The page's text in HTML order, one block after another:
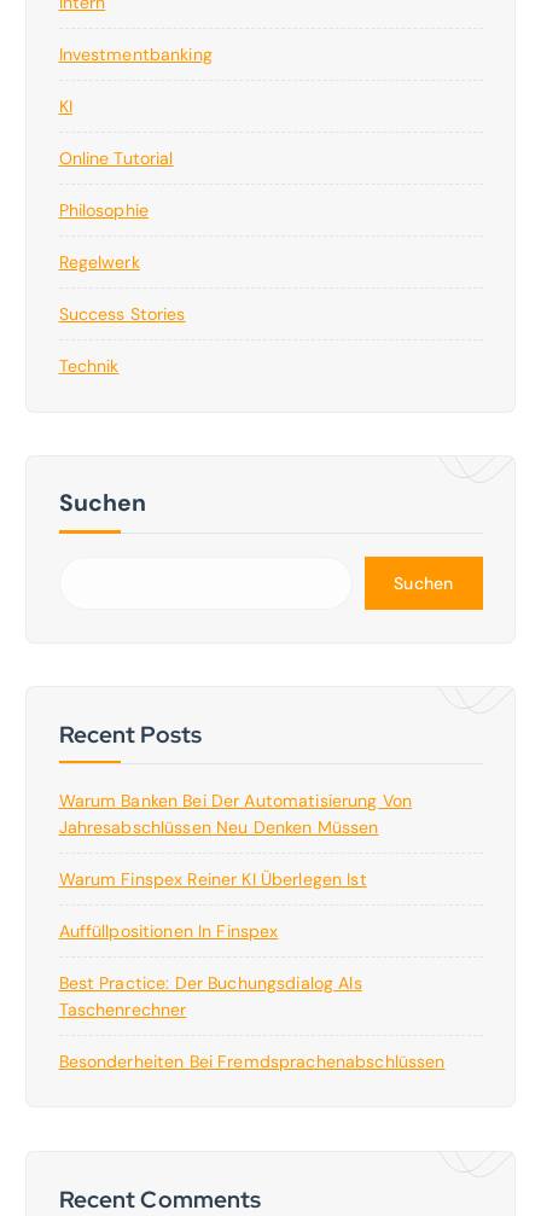
Investmentbanking
KI
Online Tutorial
Philosophie
Regelwerk
Success Stories
Technik
Suchen
Suchen
Recent Posts
Warum Banken Bei Der Automatisierung Von
Jahresabschlüssen Neu Denken Müssen
Warum Finspex Reiner KI Überlegen Ist
Auffüllpositionen In Finspex
Best Practice: Der Buchungsdialog Als
Taschenrechner
Besonderheiten Bei Fremdsprachenabschlüssen
Recent Comments